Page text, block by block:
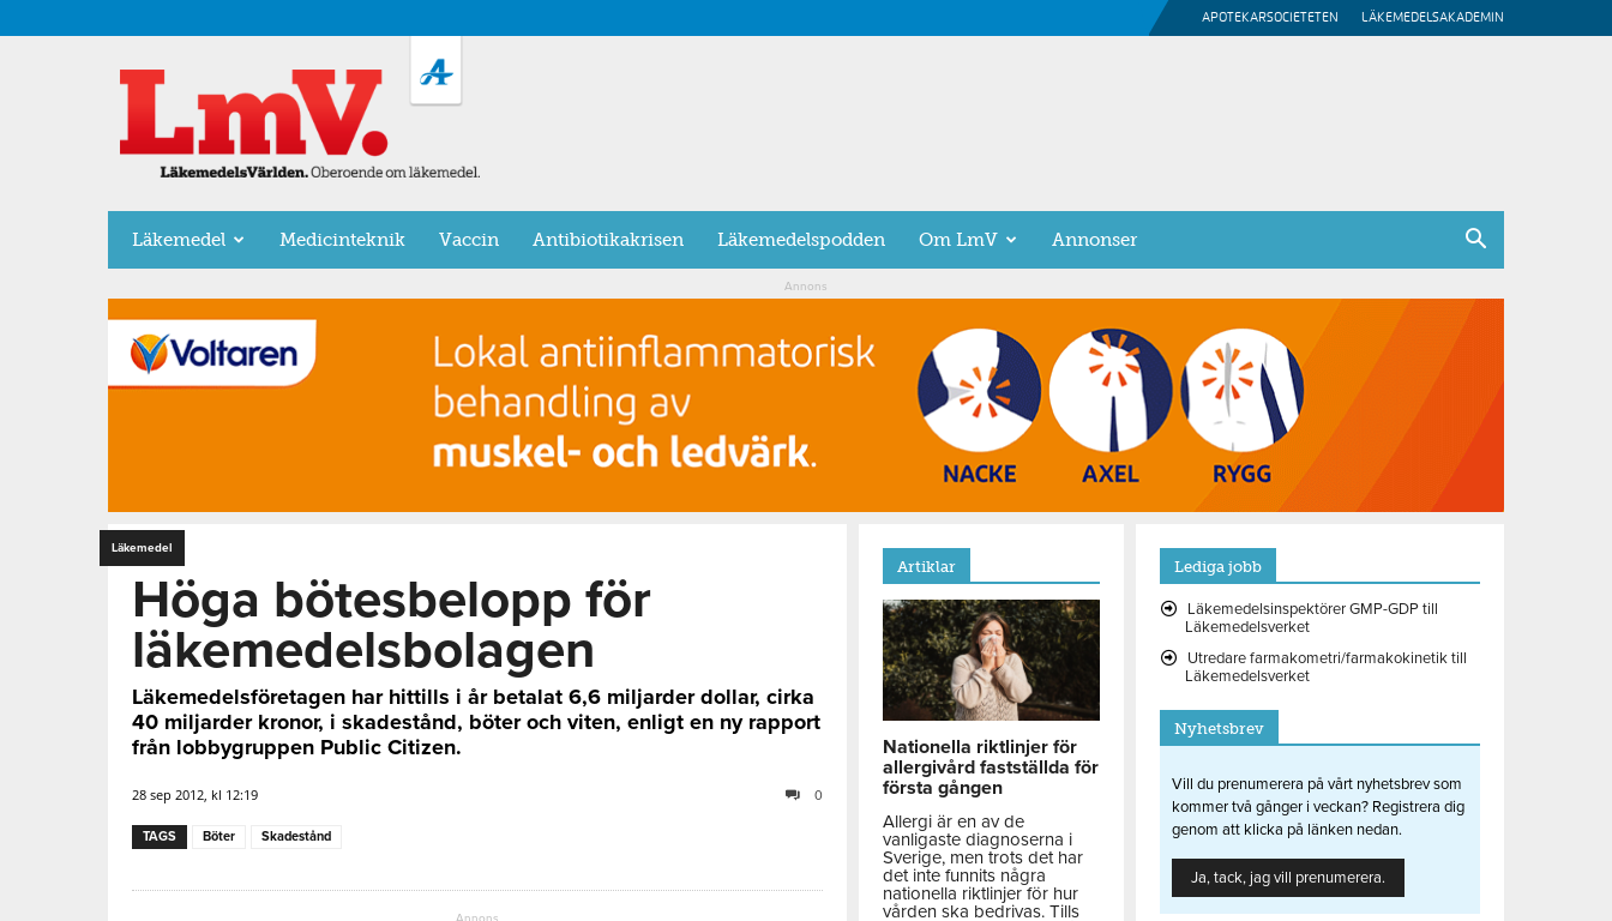
APOTEKARSOCIETETEN LÄKEMEDELSAKADEMIN
LäkemedelsVärlden
Läkemedel Medicinteknik Vaccin Antibiotikakrisen Läkemedelspodden Om LmV Annonser
Annons
Läkemedel
Höga bötesbelopp för
läkemedelsbolagen
Läkemedelsföretagen har hittills i år betalat 6,6 miljarder dollar, cirka
40 miljarder kronor, i skadestånd, böter och viten, enligt en ny rapport
från lobbygruppen Public Citizen.
28 sep 2012, kl 12:19 0
TAGS Böter Skadestånd
Annons
Artiklar
Nationella riktlinjer för
allergivård fastställda för
första gången
Allergi är en av de
vanligaste diagnoserna i
Sverige, men trots det har
det inte funnits några
nationella riktlinjer för hur
vården ska bedrivas. Tills
Lediga jobb
Läkemedelsinspektörer GMP-GDP till
Läkemedelsverket
Utredare farmakometri/farmakokinetik till
Läkemedelsverket
Nyhetsbrev
Vill du prenumerera på vårt nyhetsbrev som
kommer två gånger i veckan? Registrera dig
genom att klicka på länken nedan.
Ja, tack, jag vill prenumerera.